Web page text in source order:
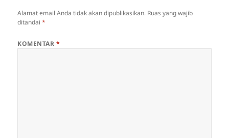
Alamat email Anda tidak akan dipublikasikan. Ruas yang wajib
ditandai*
KOMENTAR *